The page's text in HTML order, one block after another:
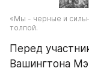
«Мы - черные и
толпой.
Перед
Вашингтона